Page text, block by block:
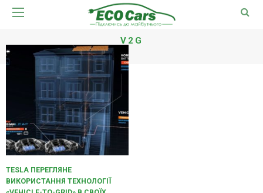
V2G
TESLA ПЕРЕГЛЯНЕ
ВИКОРИСТАННЯ ТЕХНОЛОГІЇ